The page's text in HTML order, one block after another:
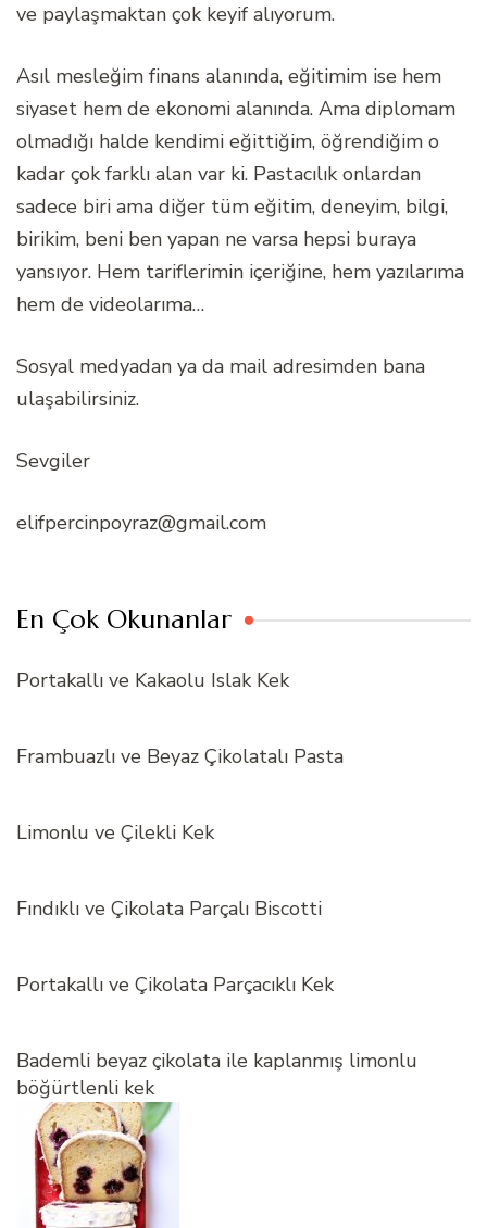
ve paylaşmaktan çok keyif alıyorum.
Asıl mesleğim finans alanında, eğitimim ise hem
siyaset hem de ekonomi alanında. Ama diplomam
olmadığı halde kendimi eğittiğim, öğrendiğim o
kadar çok farklı alan var ki. Pastacılık onlardan
sadece biri ama diğer tüm eğitim, deneyim, bilgi,
birikim, beni ben yapan ne varsa hepsi buraya
yansıyor. Hem tariflerimin içeriğine, hem yazılarıma
hem de videolarıma…
Sosyal medyadan ya da mail adresimden bana
ulaşabilirsiniz.
Sevgiler
elifpercinpoyraz@gmail.com
En Çok Okunanlar
Portakallı ve Kakaolu Islak Kek
Frambuazlı ve Beyaz Çikolatalı Pasta
Limonlu ve Çilekli Kek
Fındıklı ve Çikolata Parçalı Biscotti
Portakallı ve Çikolata Parçacıklı Kek
Bademli beyaz çikolata ile kaplanmış limonlu
böğürtlenli kek